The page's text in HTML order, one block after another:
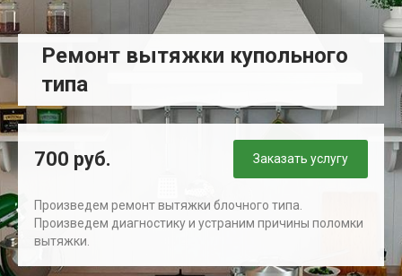
Ремонт вытяжки купольного
типа
700 руб. Заказать услугу
Произведем ремонт вытяжки блочного типа.
Произведем диагностику и устраним причины поломки
вытяжки.